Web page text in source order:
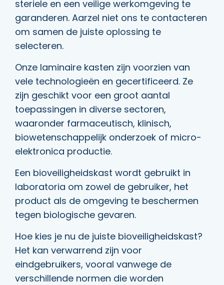
steriele en een veilige werkomgeving te
garanderen. Aarzel niet ons te contacteren
om samen de juiste oplossing te
selecteren.
Onze laminaire kasten zijn voorzien van
vele technologieën en gecertificeerd. Ze
zijn geschikt voor een groot aantal
toepassingen in diverse sectoren,
waaronder farmaceutisch, klinisch,
biowetenschappelijk onderzoek of micro-
elektronica productie.
Een bioveiligheidskast wordt gebruikt in
laboratoria om zowel de gebruiker, het
product als de omgeving te beschermen
tegen biologische gevaren.
Hoe kies je nu de juiste bioveiligheidskast?
Het kan verwarrend zijn voor
eindgebruikers, vooral vanwege de
verschillende normen die worden